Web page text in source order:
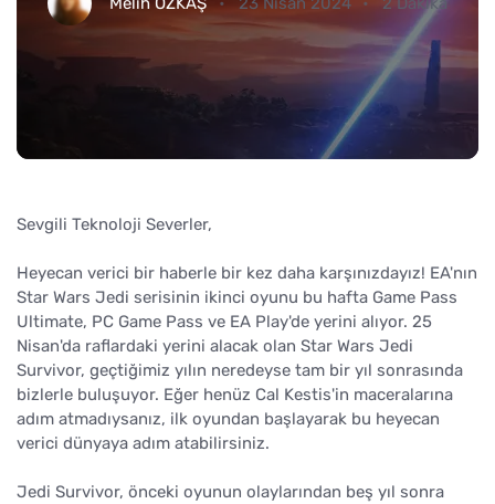
Sevgili Teknoloji Severler,
Heyecan verici bir haberle bir kez daha karşınızdayız! EA'nın
Star Wars Jedi serisinin ikinci oyunu bu hafta Game Pass
Ultimate, PC Game Pass ve EA Play'de yerini alıyor. 25
Nisan'da raflardaki yerini alacak olan Star Wars Jedi
Survivor, geçtiğimiz yılın neredeyse tam bir yıl sonrasında
bizlerle buluşuyor. Eğer henüz Cal Kestis'in maceralarına
adım atmadıysanız, ilk oyundan başlayarak bu heyecan
verici dünyaya adım atabilirsiniz.
Jedi Survivor, önceki oyunun olaylarından beş yıl sonra